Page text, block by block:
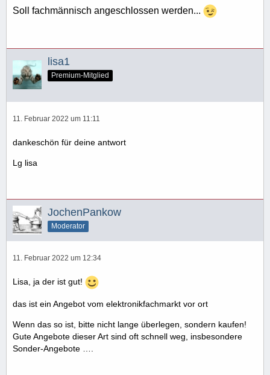
Soll fachmännisch angeschlossen werden...
lisa1
Premium-Mitglied
11. Februar 2022 um 11:11
dankeschön für deine antwort
Lg lisa
JochenPankow
Moderator
11. Februar 2022 um 12:34
Lisa, ja der ist gut!
das ist ein Angebot vom elektronikfachmarkt vor ort
Wenn das so ist, bitte nicht lange überlegen, sondern kaufen!
Gute Angebote dieser Art sind oft schnell weg, insbesondere
Sonder-Angebote ….